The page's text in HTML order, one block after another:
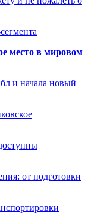
место в мировом
и начала новый
от подготовки